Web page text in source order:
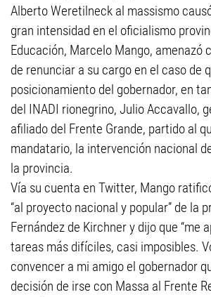
Alberto Weretilneck al massismo
gran intensidad en el oficialismo
Educación, Marcelo Mango, amenazó
de renunciar a su cargo en el caso de
posicionamiento del gobernador, en
del INADI rionegrino, Julio Accavallo,
afiliado del Frente Grande, partido al
mandatario, la intervención nacional
la provincia.
Vía su cuenta en Twitter, Mango
“al proyecto nacional y popular” de la
Fernández de Kirchner y dijo que “me
tareas más difíciles, casi imposibles.
convencer a mi amigo el gobernador
decisión de irse con Massa al Frente